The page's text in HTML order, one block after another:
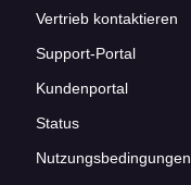
Vertrieb kontaktieren
Support-Portal
Kundenportal
Status
Nutzungsbedingungen